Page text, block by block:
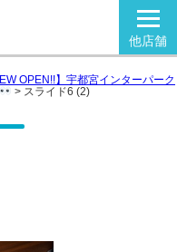
他店舗
OPEN!!】宇都宮インターパーク
> スライド6 (2)